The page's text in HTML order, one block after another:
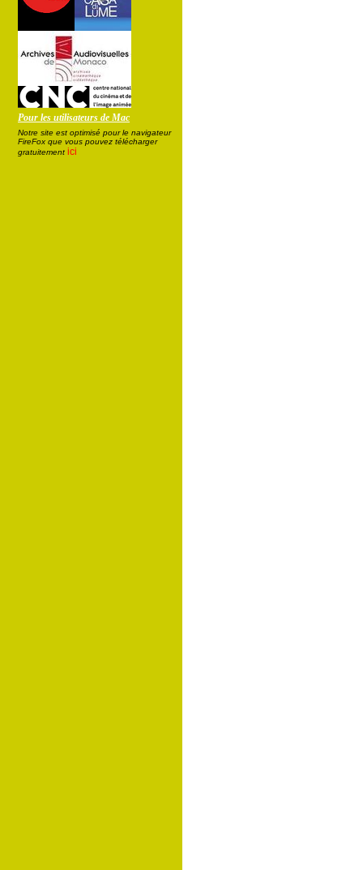
Pour les utilisateurs de Mac
Notre site est optimisé pour le navigateur
FireFox que vous pouvez télécharger
gratuitement ici